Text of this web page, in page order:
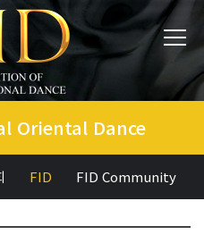
Oriental Dance
FID FID Community